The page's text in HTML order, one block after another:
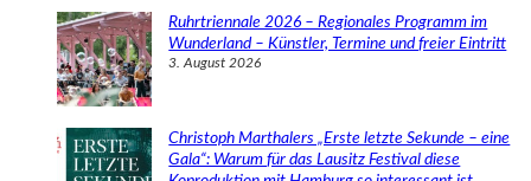
Ruhrtriennale 2026 – Regionales Programm im
Wunderland – Künstler, Termine und freier Eintritt
3. August 2026
Christoph Marthalers „Erste letzte Sekunde – eine
Gala“: Warum für das Lausitz Festival diese